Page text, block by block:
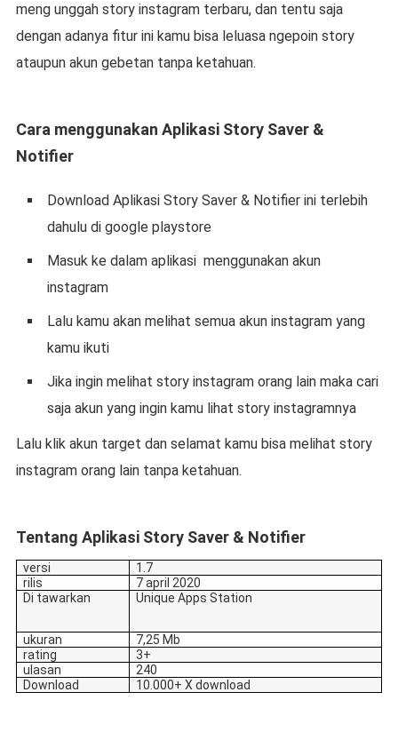
meng unggah story instagram terbaru, dan tentu saja
dengan adanya fitur ini kamu bisa leluasa ngepoin story
ataupun akun gebetan tanpa ketahuan.
Cara menggunakan Aplikasi Story Saver &
Notifier
Download Aplikasi Story Saver & Notifier ini terlebih
dahulu di google playstore
Masuk ke dalam aplikasi menggunakan akun
instagram
Lalu kamu akan melihat semua akun instagram yang
kamu ikuti
Jika ingin melihat story instagram orang lain maka cari
saja akun yang ingin kamu lihat story instagramnya
Lalu klik akun target dan selamat kamu bisa melihat story
instagram orang lain tanpa ketahuan.
Tentang Aplikasi Story Saver & Notifier
versi
1.7
rilis
7 april 2020
Di tawarkan
Unique Apps Station
ukuran
7,25 Mb
rating
3+
ulasan
240
Download
10.000+ X download